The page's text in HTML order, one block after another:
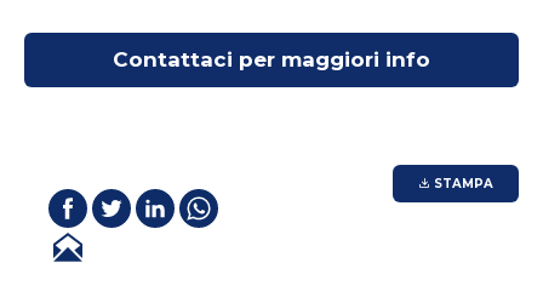
Contattaci per maggiori info
STAMPA